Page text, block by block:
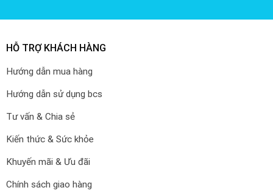
HỖ TRỢ KHÁCH HÀNG
Hướng dẫn mua hàng
Hướng dẫn sử dụng bcs
Tư vấn & Chia sẻ
Kiến thức & Sức khỏe
Khuyến mãi & Ưu đãi
Chính sách giao hàng